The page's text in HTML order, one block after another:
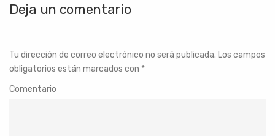
Deja un comentario
Tu dirección de correo electrónico no será publicada. Los campos
obligatorios están marcados con *
Comentario